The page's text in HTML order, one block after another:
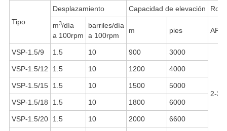
Tipo
Desplazamiento Capacidad de elevación
m3/día
a 100rpm
barriles/día
a 100rpm
m pies API
VSP-1.5/9 1.5 10 900 3000
2-3/
VSP-1.5/12 1.5 10 1200 4000
VSP-1.5/15 1.5 10 1500 5000
VSP-1.5/18 1.5 10 1800 6000
VSP-1.5/20 1.5 10 2000 6600